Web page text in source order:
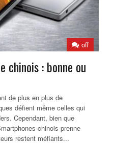
off
chinois : bonne ou
de plus en plus de
défient même celles qui
Cependant, bien que
chinois prenne
restent méfiants...